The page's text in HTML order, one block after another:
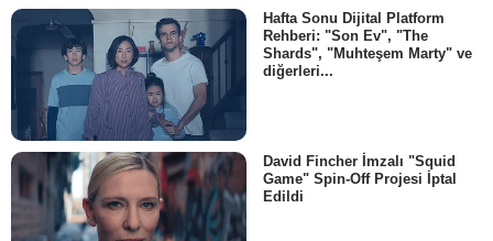
Hafta Sonu Dijital Platform
Rehberi: "Son Ev", "The
Shards", "Muhteşem Marty" ve
diğerleri...
David Fincher İmzalı "Squid
Game" Spin-Off Projesi İptal
Edildi